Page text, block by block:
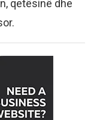
qetësinë dhe